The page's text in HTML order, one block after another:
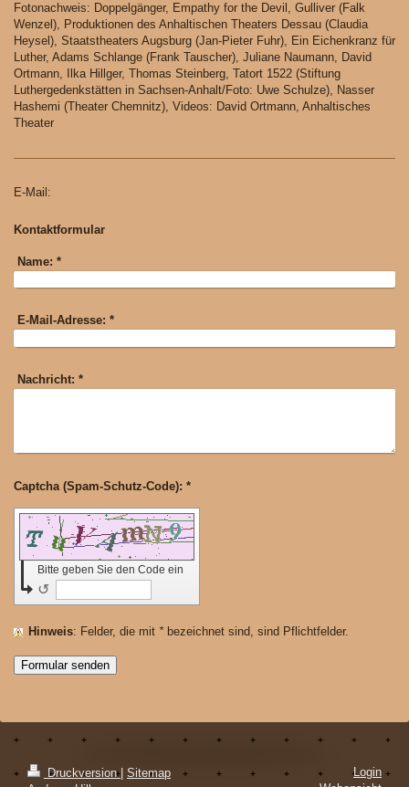
Fotonachweis: Doppelgänger, Empathy for the Devil, Gulliver (Falk
Wenzel), Produktionen des Anhaltischen Theaters Dessau (Claudia
Heysel), Staatstheaters Augsburg (Jan-Pieter Fuhr), Ein Eichenkranz für
Luther, Adams Schlange (Frank Tauscher), Juliane Naumann, David
Ortmann, Ilka Hillger, Thomas Steinberg, Tatort 1522 (Stiftung
Luthergedenkstätten in Sachsen-Anhalt/Foto: Uwe Schulze), Nasser
Hashemi (Theater Chemnitz), Videos: David Ortmann, Anhaltisches
Theater
E-Mail:
Kontaktformular
Name: *
E-Mail-Adresse: *
Nachricht: *
Captcha (Spam-Schutz-Code): *
Bitte geben Sie den Code ein
↺
Hinweis : Felder, die mit *bezeichnet sind, sind Pflichtfelder.
Druckversion| Sitemap
Login